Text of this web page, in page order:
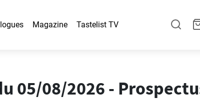
Magazine Tastelist TV
05/08/2026 -